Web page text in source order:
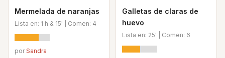
Mermelada de naranjas
Lista en: 1 h & 15' | Comen: 4
porSandra
Galletas de claras de
huevo
Lista en: 25' | Comen: 6